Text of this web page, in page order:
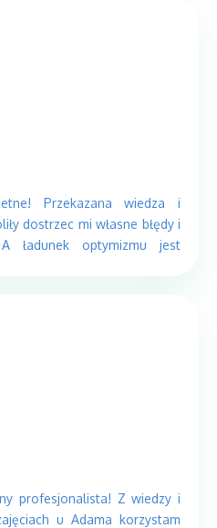
Przekazana wiedza i
dostrzec mi własne błędy i
ładunek optymizmu jest
profesjonalista! Z wiedzy i
u Adama korzystam